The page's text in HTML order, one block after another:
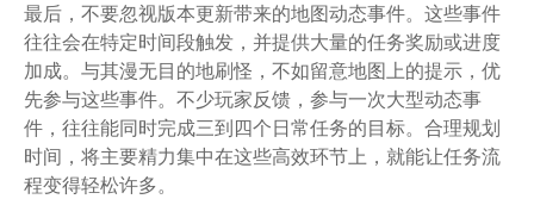
最后，不要忽视版本更新带来的地图动态事件。这些事件
往往会在特定时间段触发，并提供大量的任务奖励或进度
加成。与其漫无目的地刷怪，不如留意地图上的提示，优
先参与这些事件。不少玩家反馈，参与一次大型动态事
件，往往能同时完成三到四个日常任务的目标。合理规划
时间，将主要精力集中在这些高效环节上，就能让任务流
程变得轻松许多。